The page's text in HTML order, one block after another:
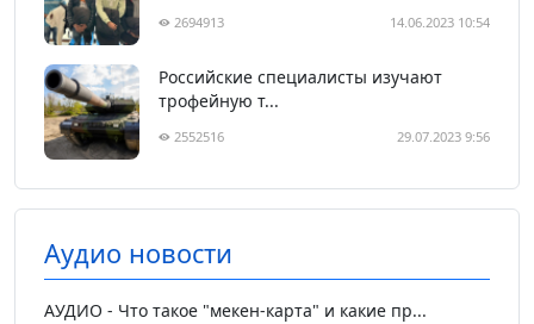
2694913 14.06.2023 10:54
Российские специалисты изучают
трофейную т...
2552516 29.07.2023 9:56
Аудио новости
АУДИО - Что такое "мекен-карта" и какие пр...